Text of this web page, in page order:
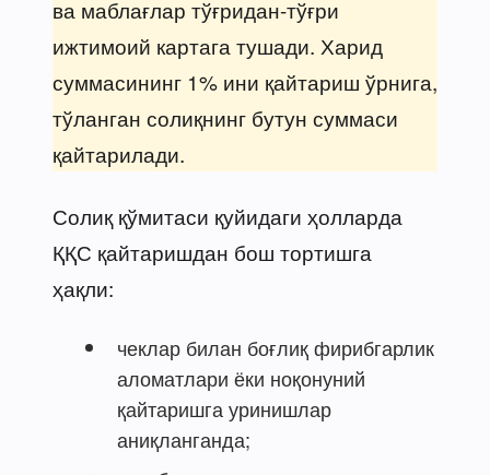
ва маблағлар тўғридан-тўғри
ижтимоий картага тушади. Харид
суммасининг 1% ини қайтариш ўрнига,
тўланган солиқнинг бутун суммаси
қайтарилади.
Солиқ қўмитаси қуйидаги ҳолларда
ҚҚС қайтаришдан бош тортишга
ҳақли:
чеклар билан боғлиқ фирибгарлик
аломатлари ёки ноқонуний
қайтаришга уринишлар
аниқланганда;